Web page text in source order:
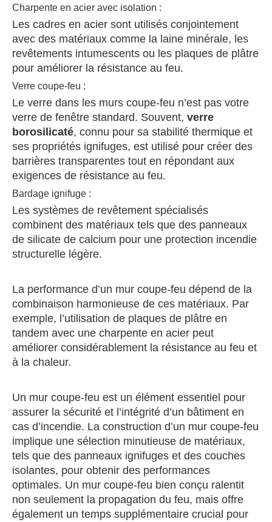
Charpente en acier avec isolation :
Les cadres en acier sont utilisés conjointement
avec des matériaux comme la laine minérale, les
revêtements intumescents ou les plaques de plâtre
pour améliorer la résistance au feu.
Verre coupe-feu :
Le verre dans les murs coupe-feu n’est pas votre
verre de fenêtre standard. Souvent, verre
borosilicaté, connu pour sa stabilité thermique et
ses propriétés ignifuges, est utilisé pour créer des
barrières transparentes tout en répondant aux
exigences de résistance au feu.
Bardage ignifuge :
Les systèmes de revêtement spécialisés
combinent des matériaux tels que des panneaux
de silicate de calcium pour une protection incendie
structurelle légère.
La performance d’un mur coupe-feu dépend de la
combinaison harmonieuse de ces matériaux. Par
exemple, l’utilisation de plaques de plâtre en
tandem avec une charpente en acier peut
améliorer considérablement la résistance au feu et
à la chaleur.
Un mur coupe-feu est un élément essentiel pour
assurer la sécurité et l’intégrité d’un bâtiment en
cas d’incendie. La construction d’un mur coupe-feu
implique une sélection minutieuse de matériaux,
tels que des panneaux ignifuges et des couches
isolantes, pour obtenir des performances
optimales. Un mur coupe-feu bien conçu ralentit
non seulement la propagation du feu, mais offre
également un temps supplémentaire crucial pour